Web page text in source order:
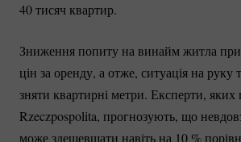
40 тисяч квартир.
Зниження попиту на винайм житла
цін за оренду, а отже, ситуація на руку
зняти квартирні метри. Експерти,
Rzeczpospolita, прогнозують, що
може здешевшати навіть на 10 %